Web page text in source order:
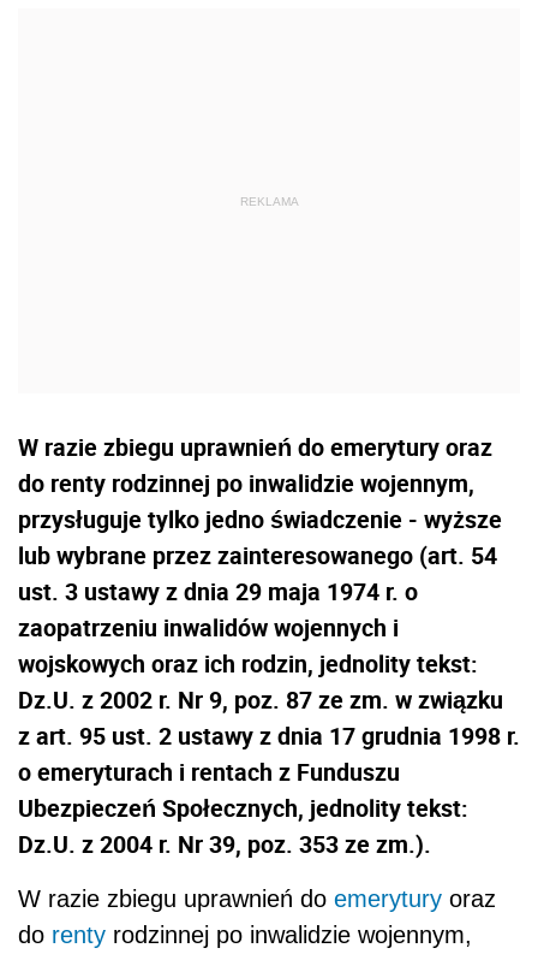
W razie zbiegu uprawnień do emerytury oraz
do renty rodzinnej po inwalidzie wojennym,
przysługuje tylko jedno świadczenie - wyższe
lub wybrane przez zainteresowanego (art. 54
ust. 3 ustawy z dnia 29 maja 1974 r. o
zaopatrzeniu inwalidów wojennych i
wojskowych oraz ich rodzin, jednolity tekst:
Dz.U. z 2002 r. Nr 9, poz. 87 ze zm. w związku
z art. 95 ust. 2 ustawy z dnia 17 grudnia 1998 r.
o emeryturach i rentach z Funduszu
Ubezpieczeń Społecznych, jednolity tekst:
Dz.U. z 2004 r. Nr 39, poz. 353 ze zm.).
W razie zbiegu uprawnień do emerytury oraz
do renty rodzinnej po inwalidzie wojennym,